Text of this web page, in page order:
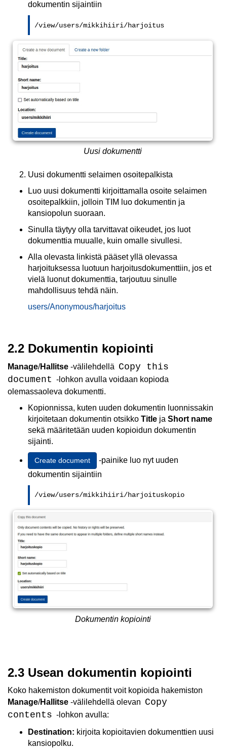
dokumentin sijaintiin
/view/users/mikkihiiri/harjoitus
Uusi dokumentti
Uusi dokumentti selaimen osoitepalkista
Luo uusi dokumentti kirjoittamalla osoite selaimen
osoitepalkkiin, jolloin TIM luo dokumentin ja
kansiopolun suoraan.
Sinulla täytyy olla tarvittavat oikeudet, jos luot
dokumenttia muualle, kuin omalle sivullesi.
Alla olevasta linkistä pääset yllä olevassa
harjoituksessa luotuun harjoitusdokumenttiin, jos et
vielä luonut dokumenttia, tarjoutuu sinulle
mahdollisuus tehdä näin.
users/Anonymous/harjoitus
2.2 Dokumentin kopiointi
Manage/Hallitse-välilehdellä Copy this
document -lohkon avulla voidaan kopioda
olemassaoleva dokumentti.
Kopionnissa, kuten uuden dokumentin luonnissakin
kirjoitetaan dokumentin otsikko Titleja Short name
sekä määritetään uuden kopioidun dokumentin
sijainti.
Create document
-painike luo nyt uuden
dokumentin sijaintiin
/view/users/mikkihiiri/harjoituskopio
Dokumentin kopiointi
2.3 Usean dokumentin kopiointi
Koko hakemiston dokumentit voit kopioida hakemiston
Manage/Hallitse-välilehdellä olevan Copy
contents -lohkon avulla:
Destination: kirjoita kopioitavien dokumenttien uusi
kansiopolku.